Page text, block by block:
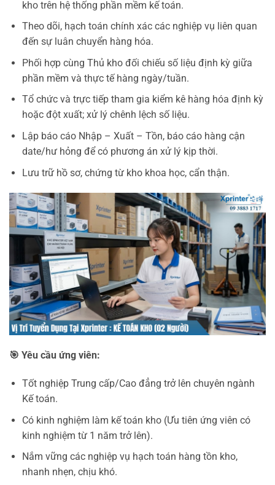
kho trên hệ thống phần mềm kế toán.
Theo dõi, hạch toán chính xác các nghiệp vụ liên quan
đến sự luân chuyển hàng hóa.
Phối hợp cùng Thủ kho đối chiếu số liệu định kỳ giữa
phần mềm và thực tế hàng ngày/tuần.
Tổ chức và trực tiếp tham gia kiểm kê hàng hóa định kỳ
hoặc đột xuất; xử lý chênh lệch số liệu.
Lập báo cáo Nhập – Xuất – Tồn, báo cáo hàng cận
date/hư hỏng để có phương án xử lý kịp thời.
Lưu trữ hồ sơ, chứng từ kho khoa học, cẩn thận.
🎯 Yêu cầu ứng viên:
Tốt nghiệp Trung cấp/Cao đẳng trở lên chuyên ngành
Kế toán.
Có kinh nghiệm làm kế toán kho (Ưu tiên ứng viên có
kinh nghiệm từ 1 năm trở lên).
Nắm vững các nghiệp vụ hạch toán hàng tồn kho,
nhanh nhẹn, chịu khó.